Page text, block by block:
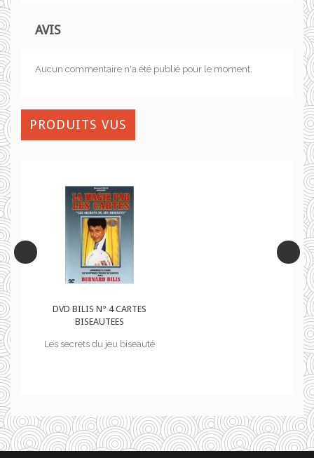
AVIS
Aucun commentaire n'a été publié pour le moment.
PRODUITS VUS
DVD BILIS N° 4 CARTES
BISEAUTEES
Les secrets du jeu biseauté